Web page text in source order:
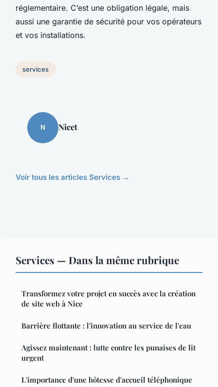
réglementaire. C’est une obligation légale, mais
aussi une garantie de sécurité pour vos opérateurs
et vos installations.
services
N Nicet
Voir tous les articles Services →
Services — Dans la même rubrique
Transformez votre projet en succès avec la création
de site web à Nice
Barrière flottante : l'innovation au service de l'eau
Agissez maintenant : lutte contre les punaises de lit
urgent
L'importance d'une hôtesse d'accueil téléphonique